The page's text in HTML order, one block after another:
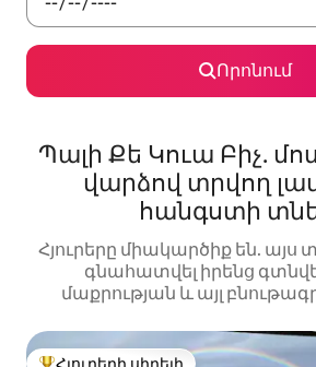
Որոնում
Պալի Քե Կուա Բիչ.
վարձով տրվող
հանգստի
Հյուրերը միակարծիք են. այս
գնահատվել իրենց
մաքրության և այլ